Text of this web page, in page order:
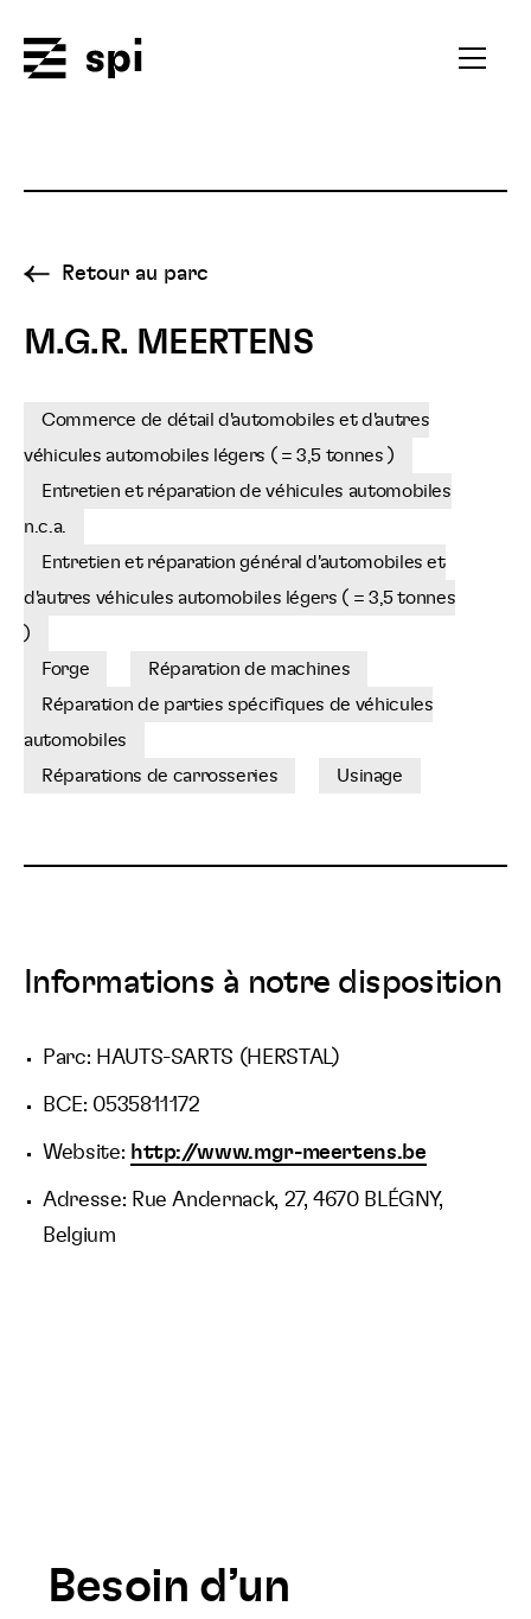
Ouvrir
Retour au parc
M.G.R. MEERTENS
Commerce de détail d'automobiles et d'autres
véhicules automobiles légers ( = 3,5 tonnes )
Entretien et réparation de véhicules automobiles
n.c.a.
Entretien et réparation général d'automobiles et
d'autres véhicules automobiles légers ( = 3,5 tonnes
)
Forge
Réparation de machines
Réparation de parties spécifiques de véhicules
automobiles
Réparations de carrosseries
Usinage
Informations à notre disposition
Parc: HAUTS-SARTS (HERSTAL)
BCE: 0535811172
Website: http://www.mgr-meertens.be
Adresse: Rue Andernack, 27, 4670 BLÉGNY,
Belgium
Besoin d’un